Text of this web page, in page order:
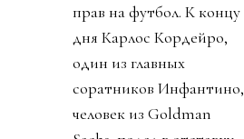
прав на футбол. К концу
дня Карлос Кордейро,
один из главных
соратников Инфантино,
человек из Goldman